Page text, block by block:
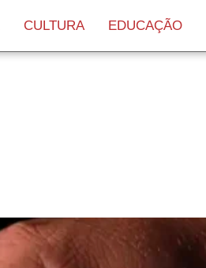
CULTURA EDUCAÇÃO